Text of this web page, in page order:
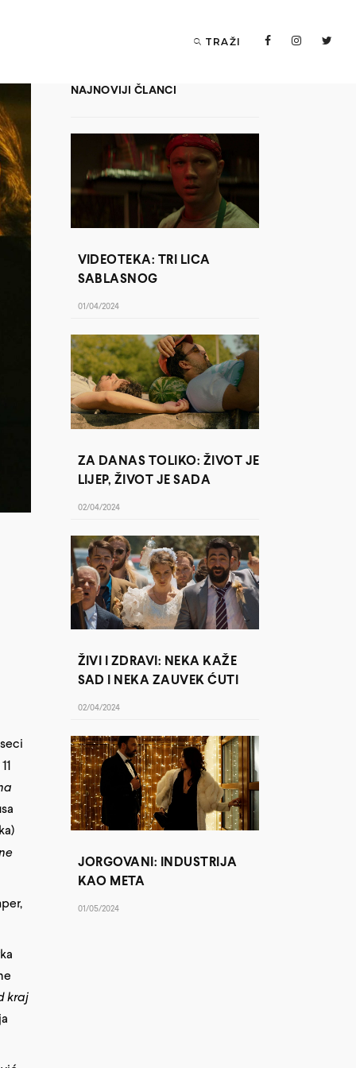
TRAŽI
kraj
NAJNOVIJI ČLANCI
VIDEOTEKA: TRI LICA
SABLASNOG
01/04/2024
ZA DANAS TOLIKO: ŽIVOT JE
LIJEP, ŽIVOT JE SADA
02/04/2024
ŽIVI I ZDRAVI: NEKA KAŽE
SAD I NEKA ZAUVEK ĆUTI
02/04/2024
JORGOVANI: INDUSTRIJA
KAO META
01/05/2024